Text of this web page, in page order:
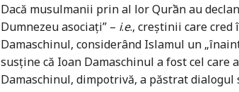
Dacă musulmanii prin al lor Qur᾽ān au
Dumnezeu asociaţi” – i.e., creştinii care cred
Damaschinul, considerând Islamul un
susţine că Ioan Damaschinul a fost cel
Damaschinul, dimpotrivă, a păstrat dialogul